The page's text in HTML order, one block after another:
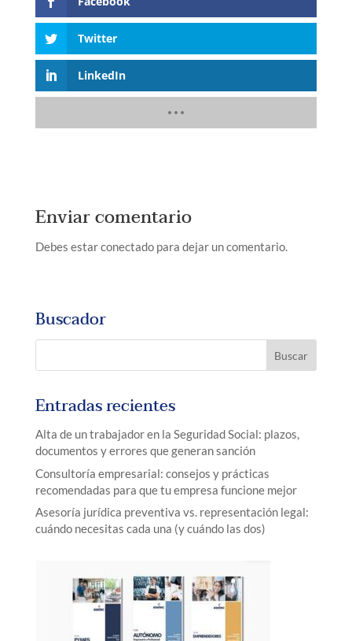
Twitter
LinkedIn
Enviar comentario
Debes estar conectado para dejar un comentario.
Buscador
Entradas recientes
Alta de un trabajador en la Seguridad Social: plazos,
documentos y errores que generan sanción
Consultoría empresarial: consejos y prácticas
recomendadas para que tu empresa funcione mejor
Asesoría jurídica preventiva vs. representación legal:
cuándo necesitas cada una (y cuándo las dos)